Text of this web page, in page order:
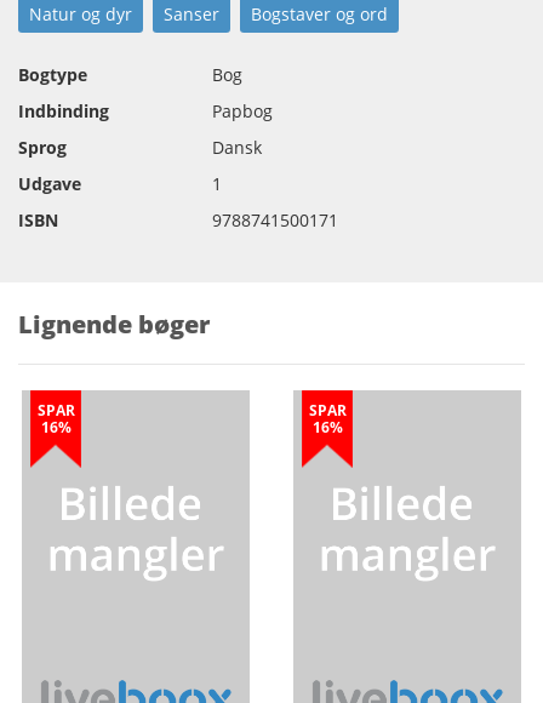
Natur og dyr Sanser Bogstaver og ord
Bogtype
Bog
Indbinding
Papbog
Sprog
Dansk
Udgave
1
ISBN
9788741500171
Lignende bøger
SPAR
16%
SPAR
16%